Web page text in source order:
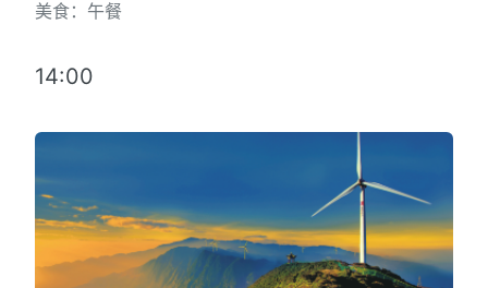
美食：午餐
14:00